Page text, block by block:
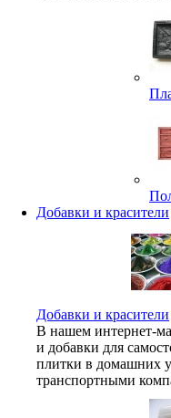
Добавки и красители
Добавки и красители
В нашем интернет-
и добавки для
плитки в домашних
транспортными